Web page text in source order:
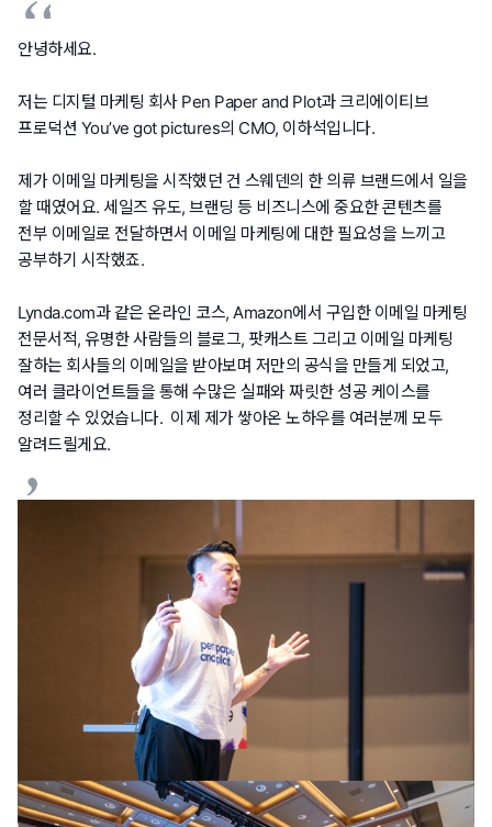
안녕하세요.
저는 디지털 마케팅 회사 Pen Paper and Plot과 크리에이티브
프로덕션 You’ve got pictures의 CMO, 이하석입니다.
제가 이메일 마케팅을 시작했던 건 스웨덴의 한 의류 브랜드에서 일을
할 때였어요. 세일즈 유도, 브랜딩 등 비즈니스에 중요한 콘텐츠를
전부 이메일로 전달하면서 이메일 마케팅에 대한 필요성을 느끼고
공부하기 시작했죠.
Lynda.com과 같은 온라인 코스, Amazon에서 구입한 이메일 마케팅
전문서적, 유명한 사람들의 블로그, 팟캐스트 그리고 이메일 마케팅
잘하는 회사들의 이메일을 받아보며 저만의 공식을 만들게 되었고,
여러 클라이언트들을 통해 수많은 실패와 짜릿한 성공 케이스를
정리할 수 있었습니다. 이제 제가 쌓아온 노하우를 여러분께 모두
알려드릴게요.